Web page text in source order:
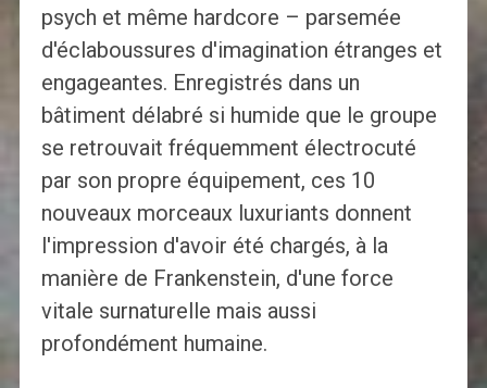
psych et même hardcore – parsemée
d'éclaboussures d'imagination étranges et
engageantes. Enregistrés dans un
bâtiment délabré si humide que le groupe
se retrouvait fréquemment électrocuté
par son propre équipement, ces 10
nouveaux morceaux luxuriants donnent
l'impression d'avoir été chargés, à la
manière de Frankenstein, d'une force
vitale surnaturelle mais aussi
profondément humaine.